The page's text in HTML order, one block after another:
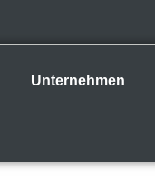
Unternehmen